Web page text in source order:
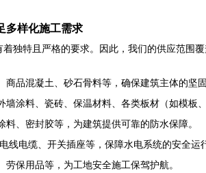
多样化施工需求
独特且严格的要求。因此，我们的供应范围
商品混凝土、砂石骨料等，确保建筑主体的坚固
墙涂料、瓷砖、保温材料、各类板材（如模板
料、密封胶等，为建筑提供可靠的防水保障。
线电缆、开关插座等，保障水电系统的安全运
劳保用品等，为工地安全施工保驾护航。